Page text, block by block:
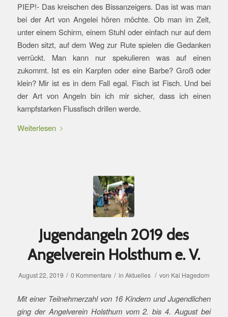
PIEP!- Das kreischen des Bissanzeigers. Das ist was man
bei der Art von Angelei hören möchte. Ob man im Zelt,
unter einem Schirm, einem Stuhl oder einfach nur auf dem
Boden sitzt, auf dem Weg zur Rute spielen die Gedanken
verrückt. Man kann nur spekulieren was auf einen
zukommt. Ist es ein Karpfen oder eine Barbe? Groß oder
klein? Mir ist es in dem Fall egal. Fisch ist Fisch. Und bei
der Art von Angeln bin ich mir sicher, dass ich einen
kampfstarken Flussfisch drillen werde.
Weiterlesen
Jugendangeln 2019 des
Angelverein Holsthum e. V.
August 22, 2019 / 0 Kommentare / in Aktuelles / von Kai Hagedorn
Mit einer Teilnehmerzahl von 16 Kindern und Jugendlichen
ging der Angelverein Holsthum vom 2. bis 4. August bei